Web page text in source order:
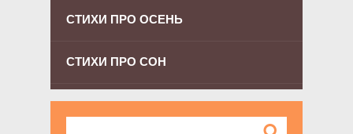
СТИХИ ПРО ОСЕНЬ
СТИХИ ПРО СОН